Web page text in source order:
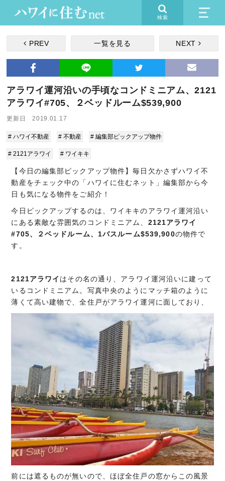
検索
PREV 一覧を見る NEXT
アラワイ運河沿いの手頃なコンドミニアム、2121
アラワイ#705、２ベッドルーム$539,900
更新日 2019.01.17
# ハワイ不動産 # 不動産 # 編集部ピックアップ物件
# 2121アラワイ # ワイキキ
【今日の編集部ピックアップ物件】毎日欠かさずハワイ不
動産をチェック中の「ハワイに住むネット」編集部から今
日も気になる物件をご紹介！
今日ピックアップするのは、ワイキキのアラワイ運河沿い
にある素敵な雰囲気のコンドミニアム、 2121アラワイ
#705、２ベッドルーム、1バスルーム$539,900の物件で
す。
2121アラワイ はその名の通り、アラワイ運河沿いに建って
いるコンドミニアム。写真中央のようにマッチ箱のように
薄くて高い建物で、全住戸がアラワイ運河に面しており、
前には遮るものが無いので、ほぼ全住戸の窓からこの風景